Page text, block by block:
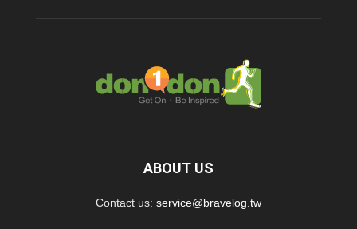
ABOUT US
Contact us: service@bravelog.tw